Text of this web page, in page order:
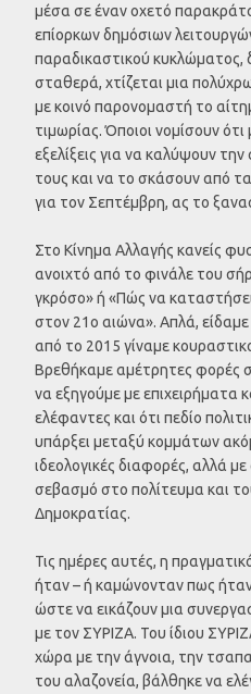
μέσα σε έναν οχετό
επίορκων δημόσιων
παραδικαστικού κυκλώματος,
σταθερά, χτίζεται μια
με κοινό παρονομαστή το
τιμωρίας. Όποιοι νομίσουν
εξελίξεις για να καλύψουν
τους και να το σκάσουν από
για τον Σεπτέμβρη, ας το
Στο Κίνημα Αλλαγής κανείς
ανοιχτό από το φινάλε του
γκρόσο» ή «Πώς να
στον 21ο αιώνα». Απλά,
από το 2015 γίναμε
Βρεθήκαμε αμέτρητες φορές
να εξηγούμε με επιχειρήματα
ελέφαντες και ότι πεδίο
υπάρξει μεταξύ κομμάτων
ιδεολογικές διαφορές, αλλά
σεβασμό στο πολίτευμα και
Δημοκρατίας.
Τις ημέρες αυτές, η
ήταν – ή καμώνονταν πως
ώστε να εικάζουν μια
με τον ΣΥΡΙΖΑ. Του ίδιου
χώρα με την άγνοια, την
του αλαζονεία, βάλθηκε να